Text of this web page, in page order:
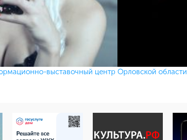
выставочный центр Орловской области